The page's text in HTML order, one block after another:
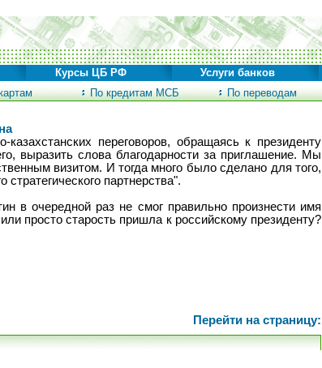
По кредитам МСБ По переводам
Курсы ЦБ РФ Услуги банков
переговоров, обращаясь к президенту
выразить слова благодарности за приглашение. Мы
визитом. И тогда много было сделано для того,
партнерства".
в очередной раз не смог правильно произнести имя
просто старость пришла к российскому президенту?
Перейти на страницу: